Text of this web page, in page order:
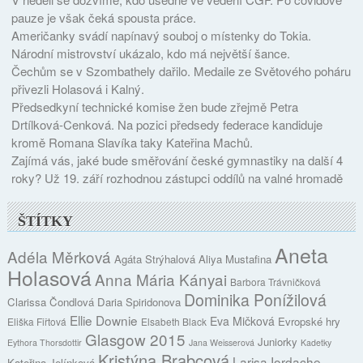
pauze je však čeká spousta práce.
Američanky svádí napínavý souboj o místenky do Tokia.
Národní mistrovství ukázalo, kdo má největší šance.
Čechům se v Szombathely dařilo. Medaile ze Světového poháru
přivezli Holasová i Kalný.
Předsedkyní technické komise žen bude zřejmě Petra
Drtílková-Cenková. Na pozici předsedy federace kandiduje
kromě Romana Slavíka taky Kateřina Machů.
Zajímá vás, jaké bude směřování české gymnastiky na další 4
roky? Už 19. září rozhodnou zástupci oddílů na valné hromadě
ŠTÍTKY
Adéla Měrková Agáta Strýhalová Aliya Mustafina Aneta
HolasováAnna Mária Kányai Barbora Trávničková
Clarissa Čondlová Daria Spiridonova Dominika Ponížilová
Eliška Fiřtová Ellie Downie Elsabeth Black Eva Mičková Evropské hry
Eythora Thorsdottir Glasgow 2015 Jana Weisserová Juniorky Kadetky